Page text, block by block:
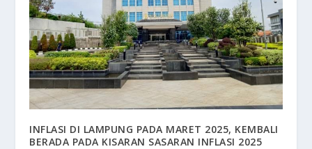
INFLASI DI LAMPUNG PADA MARET 2025, KEMBALI
BERADA PADA KISARAN SASARAN INFLASI 2025